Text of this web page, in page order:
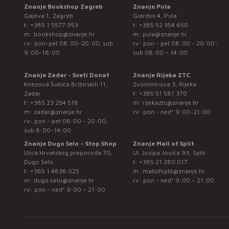
Znanje Bookshop Zagreb
Gajeva 1, Zagreb
t: +385 1 5577 953
m: bookshop@znanje.hr
rv: pon-pet 08:00-20:00; sub
9:00-18:00
Znanje Pula
Giardini 4, Pula
t: +385 52 354 650
m: pula@znanje.hr
rv: pon - pet 08:00 - 20:00 ;
sub 08:00 – 14:00
Znanje Zadar - Sveti Donat
Knezova Šubića Bribirskih 11,
Zadar
t: +385 23 254 518
m: zadar@znanje.hr
rv: pon - pet 08:00 - 20:00;
sub 8:00-14:00
Znanje Rijeka ZTC
Zvonimirova 3, Rijeka
t: +385 51 581 370
m: rijekaztc@znanje.hr
rv: pon - ned* 9:00-21:00
Znanje Dugo Selo – Stop Shop
Ulica Hrvatskog preporoda 70,
Dugo Selo
t: +385 1 4838 025
m: dugo.selo@znanje.hr
rv: pon - ned* 9:00 – 21:00
Znanje Mall of Split
Ul. Josipa Jovića 93, Split
t: +385 21 280 017
m: mallofsplit@znanje.hr
rv: pon - ned* 9:00 – 21:00